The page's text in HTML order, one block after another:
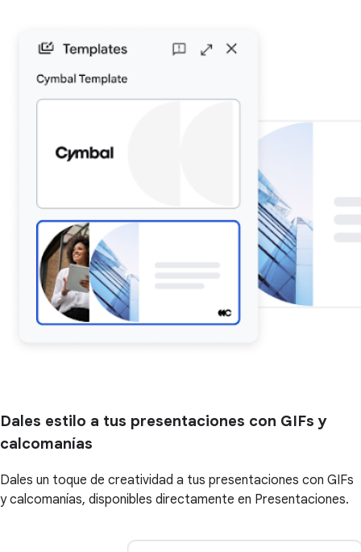
Dales estilo a tus presentaciones con GIFs y
calcomanías
Dales un toque de creatividad a tus presentaciones con GIFs
y calcomanías, disponibles directamente en Presentaciones.